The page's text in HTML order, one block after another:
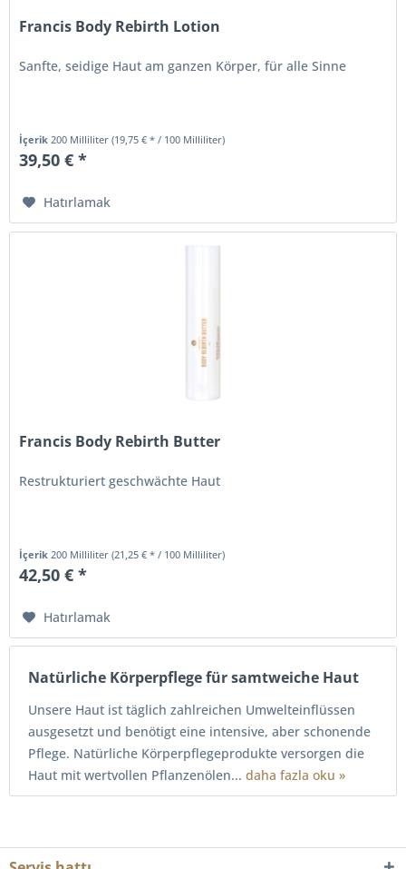
Francis Body Rebirth Lotion
Sanfte, seidige Haut am ganzen Körper, für alle Sinne
İçerik 200 Milliliter(19,75 € * / 100 Milliliter)
39,50 € *
Hatırlamak
Francis Body Rebirth Butter
Restrukturiert geschwächte Haut
İçerik 200 Milliliter(21,25 € * / 100 Milliliter)
42,50 € *
Hatırlamak
Natürliche Körperpflege für samtweiche Haut
Unsere Haut ist täglich zahlreichen Umwelteinflüssen
ausgesetzt und benötigt eine intensive, aber schonende
Pflege. Natürliche Körperpflegeprodukte versorgen die
Haut mit wertvollen Pflanzenölen... daha fazla oku »